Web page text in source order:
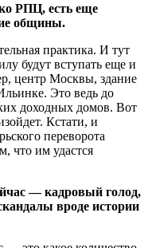
РПЦ, есть еще
общины.
практика. И тут
будут вступать еще и
центр Москвы, здание
Это ведь до
доходных домов. Вот
Кстати, и
переворота
что им удастся
— кадровый голод,
вроде истории